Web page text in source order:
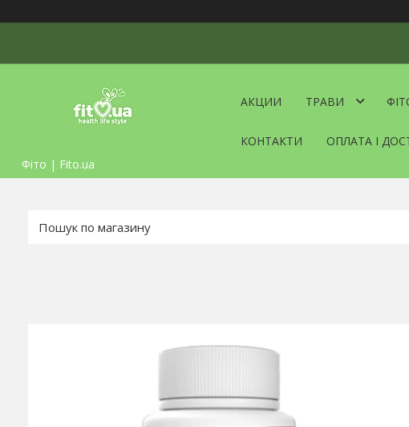
Фіто | Fito.ua
АКЦИИ ТРАВИ
КОНТАКТИ ОПЛАТА І